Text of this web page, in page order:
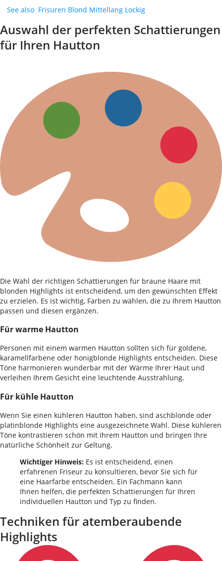
See also Frisuren Blond Mittellang Lockig
Auswahl der perfekten Schattierungen
für Ihren Hautton
Die Wahl der richtigen Schattierungen für braune Haare mit
blonden Highlights ist entscheidend, um den gewünschten Effekt
zu erzielen. Es ist wichtig, Farben zu wählen, die zu Ihrem Hautton
passen und diesen ergänzen.
Für warme Hautton
Personen mit einem warmen Hautton sollten sich für goldene,
karamellfarbene oder honigblonde Highlights entscheiden. Diese
Töne harmonieren wunderbar mit der Wärme Ihrer Haut und
verleihen Ihrem Gesicht eine leuchtende Ausstrahlung.
Für kühle Hautton
Wenn Sie einen kühleren Hautton haben, sind aschblonde oder
platinblonde Highlights eine ausgezeichnete Wahl. Diese kühleren
Töne kontrastieren schön mit Ihrem Hautton und bringen Ihre
natürliche Schönheit zur Geltung.
Wichtiger Hinweis: Es ist entscheidend, einen
erfahrenen Friseur zu konsultieren, bevor Sie sich für
eine Haarfarbe entscheiden. Ein Fachmann kann
Ihnen helfen, die perfekten Schattierungen für Ihren
individuellen Hautton und Typ zu finden.
Techniken für atemberaubende
Highlights